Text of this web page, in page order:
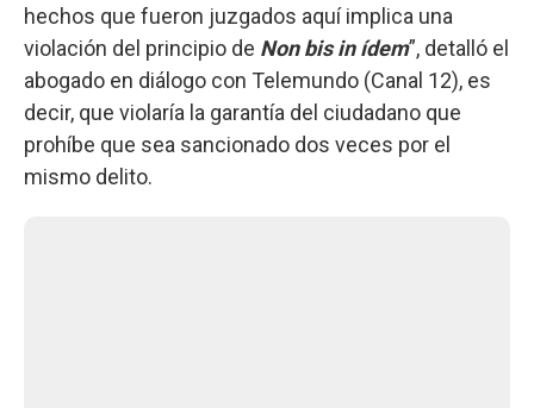
hechos que fueron juzgados aquí implica una
violación del principio de Non bis in ídem”, detalló el
abogado en diálogo con Telemundo (Canal 12), es
decir, que violaría la garantía del ciudadano que
prohíbe que sea sancionado dos veces por el
mismo delito.